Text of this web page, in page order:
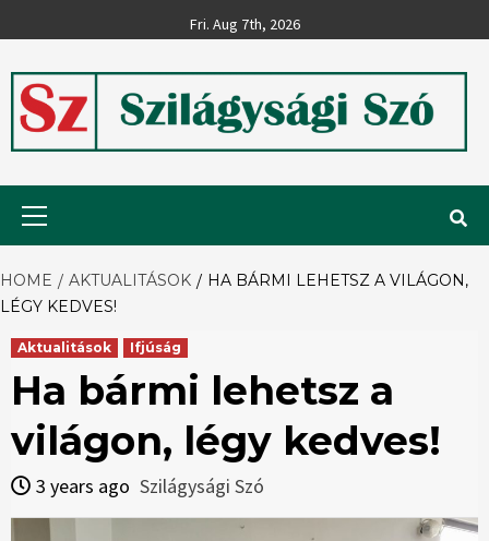
to
Fri. Aug 7th, 2026
Szilágysági
Szó
HOME AKTUALITÁSOK
HA BÁRMI LEHETSZ A VILÁGON,
LÉGY KEDVES!
Aktualitások Ifjúság
Ha bármi lehetsz a
világon, légy kedves!
3 years ago Szilágysági Szó